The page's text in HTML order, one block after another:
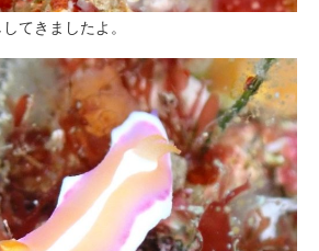
てきましたよ。